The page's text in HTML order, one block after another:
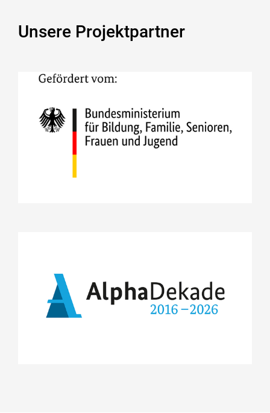
Unsere Projektpartner
Familie, Senioren, Frauen und
Jugend
https://www.bmbfsfj.bund.de/bmbfsfj
MOVE
HEAL
https://www.alphadekade.de/
Projekte